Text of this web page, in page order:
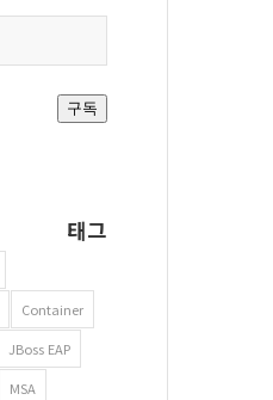
우편
주소
구독
태그
Container
JBoss EAP
MSA